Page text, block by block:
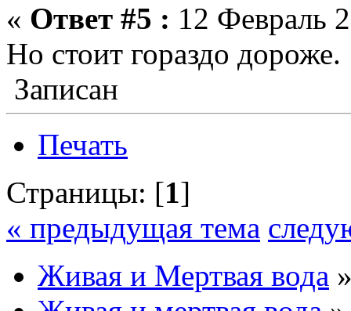
« Ответ #5 : 12 Февраль
Но стоит гораздо дороже.
Записан
Печать
Страницы: [1]
« предыдущая тема
Живая и Мертвая вода